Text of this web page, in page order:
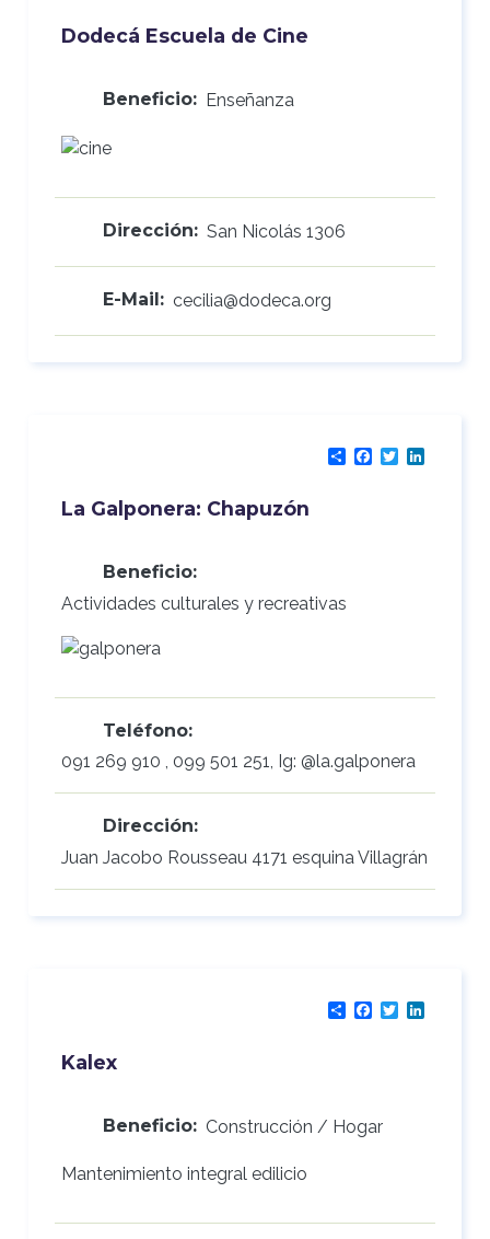
Dodecá Escuela de Cine
Beneficio: Enseñanza
Dirección: San Nicolás 1306
E-Mail: cecilia@dodeca.org
ShareFacebook
Twitter
La Galponera: Chapuzón
Beneficio:
Actividades culturales y recreativas
Teléfono:
091 269 910 , 099 501 251, Ig: @la.galponera
Dirección:
Juan Jacobo Rousseau 4171 esquina Villagrán
ShareFacebook
Twitter
Kalex
Beneficio: Construcción / Hogar
Mantenimiento integral edilicio